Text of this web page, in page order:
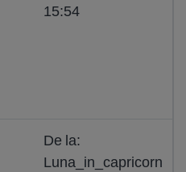
15:54
De la:
Luna_in_capricorn